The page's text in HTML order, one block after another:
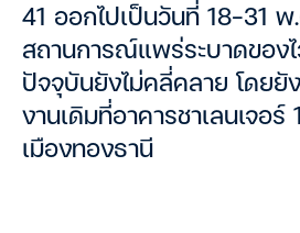
41 ออกไปเป็นวันที่ 18-31 พ
สถานการณ์แพร่ระบาดของไ
ปัจจุบันยังไม่คลี่คลาย โดยยั
งานเดิมที่อาคารชาเลนเจอ
เมืองทองธานี